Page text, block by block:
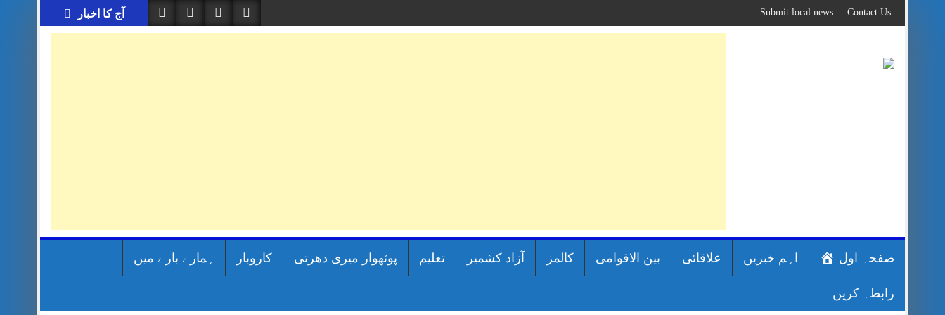
to
content
آج کا اخبار Contact Us
Submit local news
صفحہ اول اہم خبریں علاقائی بین الاقوامی کالمز آزاد کشمیر تعلیم پوٹھوار میری دھرتی کاروبار ہمارے بارے میں
رابطہ کریں